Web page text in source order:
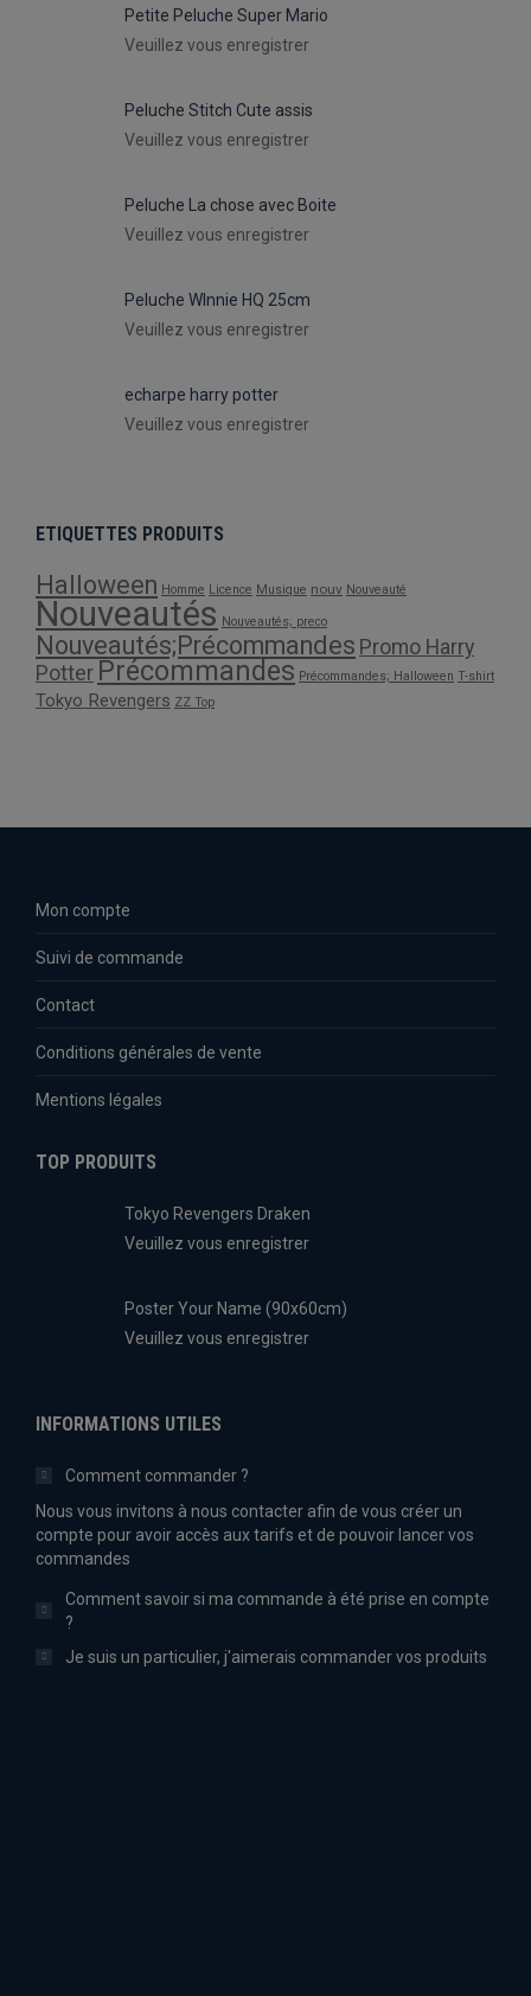
Petite Peluche Super Mario
Veuillez vous enregistrer
Peluche Stitch Cute assis
Veuillez vous enregistrer
Peluche La chose avec Boite
Veuillez vous enregistrer
Peluche WInnie HQ 25cm
Veuillez vous enregistrer
echarpe harry potter
Veuillez vous enregistrer
ETIQUETTES PRODUITS
Halloween Homme Licence Musique nouv Nouveauté
Nouveautés Nouveautés; preco
Nouveautés;Précommandes Promo Harry
Potter Précommandes Précommandes; Halloween T-shirt
Tokyo Revengers ZZ Top
Mon compte
Suivi de commande
Contact
Conditions générales de vente
Mentions légales
TOP PRODUITS
Tokyo Revengers Draken
Veuillez vous enregistrer
Poster Your Name (90x60cm)
Veuillez vous enregistrer
INFORMATIONS UTILES
Comment commander ?
Nous vous invitons à nous contacter afin de vous créer un
compte pour avoir accès aux tarifs et de pouvoir lancer vos
commandes
Comment savoir si ma commande à été prise en compte
?
Je suis un particulier, j'aimerais commander vos produits